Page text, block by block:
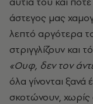
άστεγος μας
λεπτό αργότερα
στριγγλίζουν και
«Ουφ, δεν τον
όλα γίνονται
σκοτώνουν, χωρίς